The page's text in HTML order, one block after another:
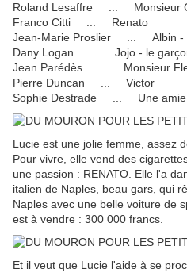
Roland Lesaffre ... Monsieur
Franco Citti ... Renato
Jean-Marie Proslier ... Albin -
Dany Logan ... Jojo - le
Jean Parédès ... Monsieur
Pierre Duncan ... Victor
Sophie Destrade ... Une amie
Lucie est une jolie femme, assez
Pour vivre, elle vend des
une passion : RENATO. Elle l'a
italien de Naples, beau gars, qui
Naples avec une belle voiture de
est à vendre : 300 000 francs.
Et il veut que Lucie l'aide à se